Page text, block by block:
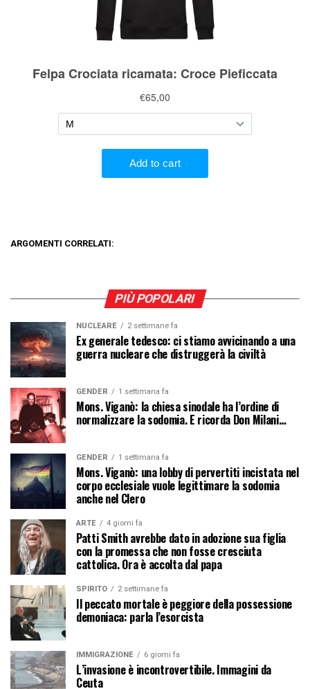
ARGOMENTI CORRELATI:
PIÙ POPOLARI
NUCLEARE 2 settimane fa
Ex generale tedesco: ci stiamo avvicinando a una
guerra nucleare che distruggerà la civiltà
GENDER 1 settimana fa
Mons. Viganò: la chiesa sinodale ha l’ordine di
normalizzare la sodomia. E ricorda Don Milani…
GENDER 1 settimana fa
Mons. Viganò: una lobby di pervertiti incistata nel
corpo ecclesiale vuole legittimare la sodomia
anche nel Clero
ARTE 4 giorni fa
Patti Smith avrebbe dato in adozione sua figlia
con la promessa che non fosse cresciuta
cattolica. Ora è accolta dal papa
SPIRITO 2 settimane fa
Il peccato mortale è peggiore della possessione
demoniaca: parla l’esorcista
IMMIGRAZIONE 6 giorni fa
L’invasione è incontrovertibile. Immagini da
Ceuta